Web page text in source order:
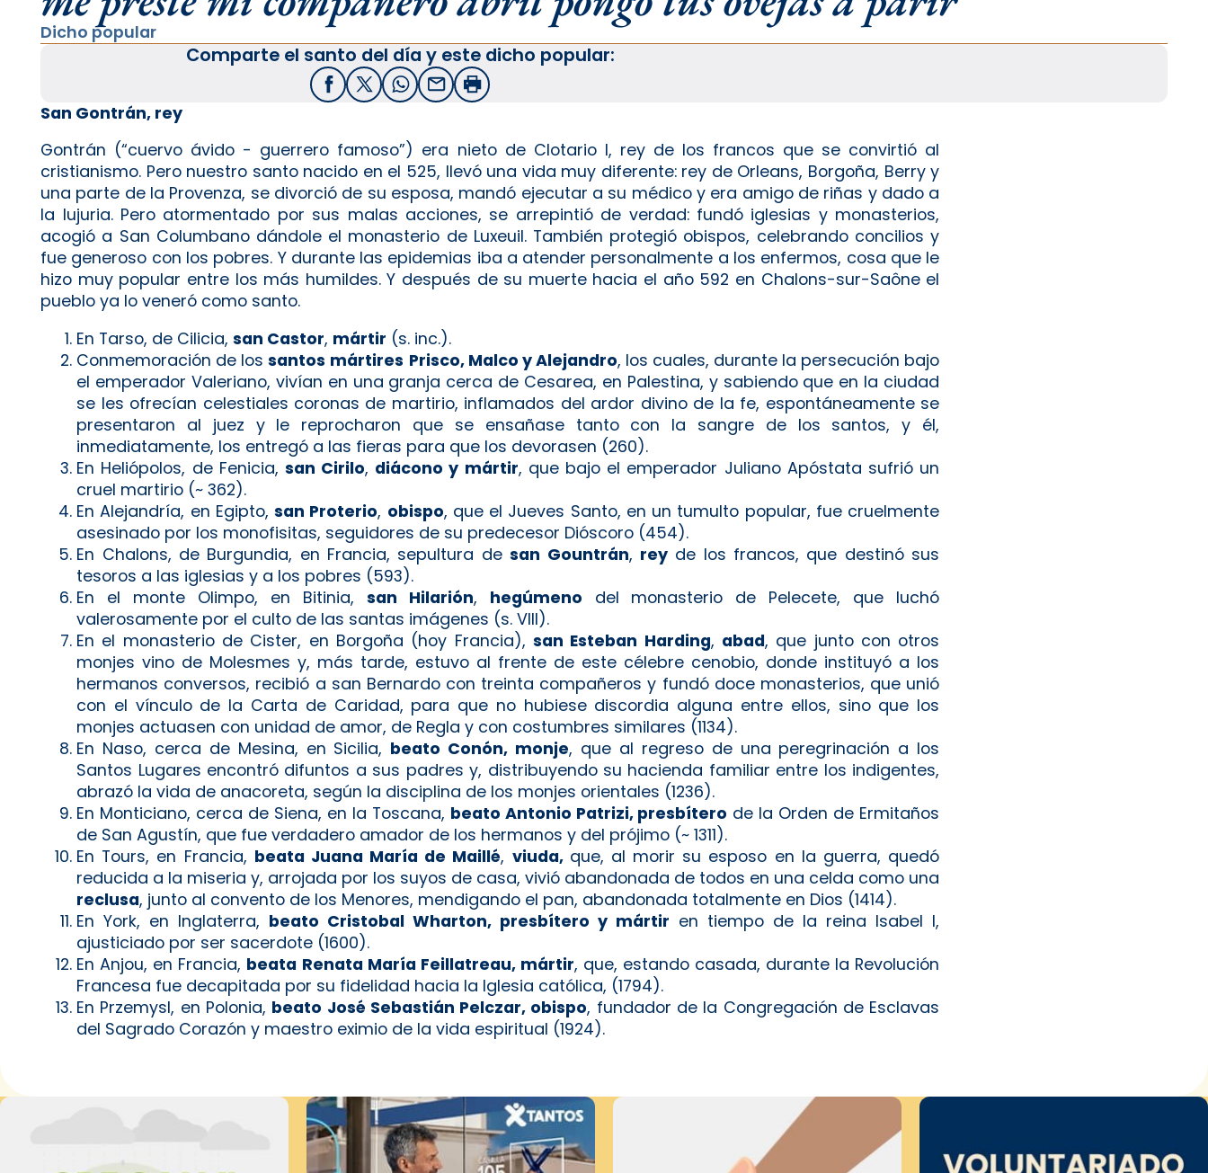
Dicho popular
Comparte el santo del día y este dicho popular:
FacebookX / Twitter
WhatsApp
EmailImprimir
San Gontrán, rey
Gontrán (“cuervo ávido - guerrero famoso”) era nieto de Clotario I, rey de los francos que se convirtió al
cristianismo. Pero nuestro santo nacido en el 525, llevó una vida muy diferente: rey de Orleans, Borgoña, Berry y
una parte de la Provenza, se divorció de su esposa, mandó ejecutar a su médico y era amigo de riñas y dado a
la lujuria. Pero atormentado por sus malas acciones, se arrepintió de verdad: fundó iglesias y monasterios,
acogió a San Columbano dándole el monasterio de Luxeuil. También protegió obispos, celebrando concilios y
fue generoso con los pobres. Y durante las epidemias iba a atender personalmente a los enfermos, cosa que le
hizo muy popular entre los más humildes. Y después de su muerte hacia el año 592 en Chalons-sur-Saône el
pueblo ya lo veneró como santo.
En Tarso, de Cilicia,san Castor, mártir (s. inc.).
Conmemoración de lossantos mártires Prisco, Malco y Alejandro, los cuales, durante la persecución bajo
el emperador Valeriano, vivían en una granja cerca de Cesarea, en Palestina, y sabiendo que en la ciudad
se les ofrecían celestiales coronas de martirio, inflamados del ardor divino de la fe, espontáneamente se
presentaron al juez y le reprocharon que se ensañase tanto con la sangre de los santos, y él,
inmediatamente, los entregó a las fieras para que los devorasen (260).
En Heliópolos, de Fenicia, san Cirilo, diácono y mártir, que bajo el emperador Juliano Apóstata sufrió un
cruel martirio (~ 362).
En Alejandría, en Egipto,san Proterio, obispo, que el Jueves Santo, en un tumulto popular, fue cruelmente
asesinado por los monofisitas, seguidores de su predecesor Dióscoro (454).
En Chalons, de Burgundia, en Francia, sepultura desan Gountrán, reyde los francos, que destinó sus
tesoros a las iglesias y a los pobres (593).
En el monte Olimpo, en Bitinia, san Hilarión, hegúmeno del monasterio de Pelecete, que luchó
valerosamente por el culto de las santas imágenes (s. VIII).
En el monasterio de Cister, en Borgoña (hoy Francia), san Esteban Harding, abad, que junto con otros
monjes vino de Molesmes y, más tarde, estuvo al frente de este célebre cenobio, donde instituyó a los
hermanos conversos, recibió a san Bernardo con treinta compañeros y fundó doce monasterios, que unió
con el vínculo de la Carta de Caridad, para que no hubiese discordia alguna entre ellos, sino que los
monjes actuasen con unidad de amor, de Regla y con costumbres similares (1134).
En Naso, cerca de Mesina, en Sicilia, beato Conón, monje, que al regreso de una peregrinación a los
Santos Lugares encontró difuntos a sus padres y, distribuyendo su hacienda familiar entre los indigentes,
abrazó la vida de anacoreta, según la disciplina de los monjes orientales (1236).
En Monticiano, cerca de Siena, en la Toscana, beato Antonio Patrizi, presbítero de la Orden de Ermitaños
de San Agustín, que fue verdadero amador de los hermanos y del prójimo (~ 1311).
En Tours, en Francia, beata Juana María de Maillé, viuda, que, al morir su esposo en la guerra, quedó
reducida a la miseria y, arrojada por los suyos de casa, vivió abandonada de todos en una celda como una
reclusa, junto al convento de los Menores, mendigando el pan, abandonada totalmente en Dios (1414).
En York, en Inglaterra, beato Cristobal Wharton, presbítero y mártir en tiempo de la reina Isabel I,
ajusticiado por ser sacerdote (1600).
En Anjou, en Francia, beata Renata María Feillatreau, mártir, que, estando casada, durante la Revolución
Francesa fue decapitada por su fidelidad hacia la Iglesia católica, (1794).
En Przemysl, en Polonia, beato José Sebastián Pelczar, obispo, fundador de la Congregación de Esclavas
del Sagrado Corazón y maestro eximio de la vida espiritual (1924).